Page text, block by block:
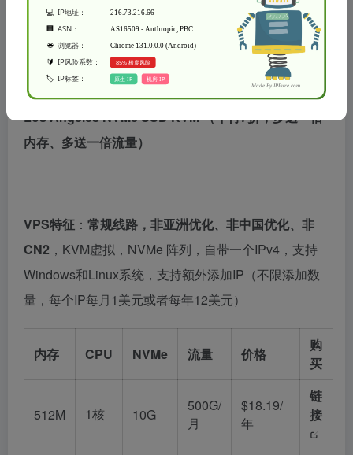
8G 300G
月
$469/
年
链接
16G 600G
$877/
链接
Los Angeles NVMe SSD KVM （年付7折，多送一倍
内存、多送一倍流量）
VPS特征 ： 常规线路，非亚洲优化、非中国优化、非
CN2 ，KVM虚拟，NVMe 阵列，自带一个IPv4，支持
Windows和Linux系统，支持额外添加IP（不限添加数
量，每个IP每月1美元或者每年12美元）
内存 CPU NVMe 流量 价格
购
买
512M 1核 10G
500G/
月
$18.19/
年
链
接